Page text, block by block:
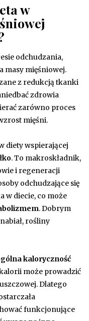
w
odchudzania,
masy mięśniowej.
z redukcją tkanki
zdrowia
zarówno proces
mięśni.
diety wspierającej
. To makroskładnik,
i regeneracji
odchudzające się
w diecie, co może
. Dobrym
rośliny
kaloryczność
może prowadzić
Dlatego
funkcjonujące